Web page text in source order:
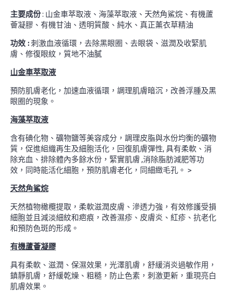
主要成份: 山金車萃取液、海藻萃取液、天然角鯊烷、有機蘆
薈凝膠、有機甘油、透明質酸、純水、真正薰衣草精油
功效 :刺激血液循環，去除黑眼圈、去眼袋、滋潤及收緊肌
膚、修復眼紋，質地不油膩
山金車萃取液
預防肌膚老化，加速血液循環，調理肌膚暗沉，改善浮腫及黑
眼圈的現象。
海藻萃取液
含有碘化物、礦物鹽等美容成分，調理皮脂與水份均衡的礦物
質，促進組織再生及細胞活化，回復肌膚彈性, 具有柔軟、消
除充血、排除體內多餘水份，緊實肌膚 ,消除脂肪減肥等功
效，同時能活化細胞，預防肌膚老化，同細緻毛孔。 >
天然角鯊烷
天然植物橄欖提取，柔軟滋潤皮膚、滲透力強，有效修護受損
細胞並且減淡細紋和疤痕，改善濕疹、皮膚炎、紅疹、抗老化
和預防色斑的形成。
有機蘆薈凝膠
具有柔軟、滋潤、保濕效果，光澤肌膚，舒緩消炎過敏作用，
鎮靜肌膚，舒緩乾燥、粗糙，防止色素，刺激更新，重現亮白
肌膚效果。